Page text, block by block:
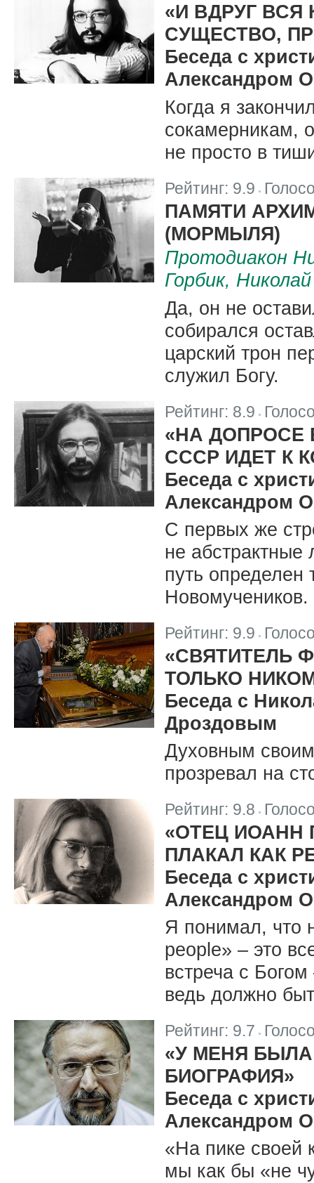
«И ВДРУГ ВСЯ
СУЩЕСТВО,
Беседа с
Александром
Когда я
сокамерникам,
не просто в
Рейтинг: 9.9 |
ПАМЯТИ
(МОРМЫЛЯ)
Протодиакон
Горбик,
Да, он не
собирался
царский трон
служил Богу.
Рейтинг: 8.9 |
«НА ДОПРОСЕ
СССР ИДЕТ К
Беседа с
Александром
С первых же
не
путь определен
Новомучеников.
Рейтинг: 9.9 |
«СВЯТИТЕЛЬ
ТОЛЬКО
Беседа с
Дроздовым
Духовным
прозревал на
Рейтинг: 9.8
«ОТЕЦ ИОАНН
ПЛАКАЛ КАК
Беседа с
Александром
Я понимал, что
people» – это
встреча с
ведь должно
Рейтинг: 9.7
«У МЕНЯ
БИОГРАФИЯ»
Беседа с
Александром
«На пике своей
мы как бы «не